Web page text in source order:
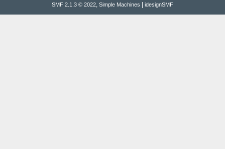
SMF 2.1.3 © 2022, Simple Machines idesignSMF